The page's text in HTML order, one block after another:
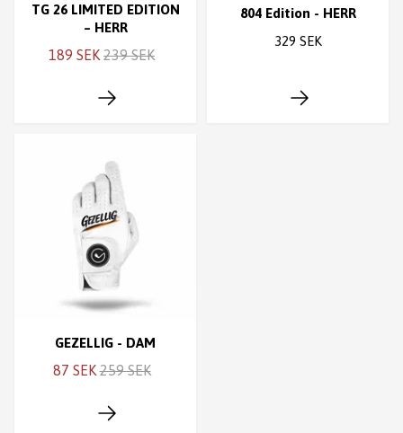
TG 26 LIMITED EDITION
– HERR
189 SEK 239 SEK
804 Edition - HERR
329 SEK
GEZELLIG - DAM
87 SEK 259 SEK